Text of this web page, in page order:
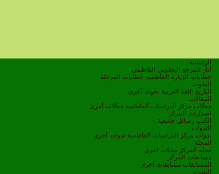
الرئيسية
أثار المرجع اليعقوبي الفاطمي
خطابات الزيارة الفاطمية خطابات المرحلة
البحوث
التاريخ
اللغة العربية بحوث أخرى
المقالات
مقالات مركز الدراسات الفاطمية مقالات أخرى
اصدارات المركز
الكتب رسائل جامعية
الندوات
ندوات مركز الدراسات الفاطمية ندوات أخرى
المجلة
مجلة المركز مجلات اخرى
مسابقات المركز
المسابقات مسابقات أخرى
النشرة